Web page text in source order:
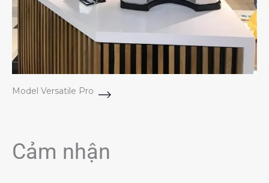
Model Versatile Pro
Cảm nhận